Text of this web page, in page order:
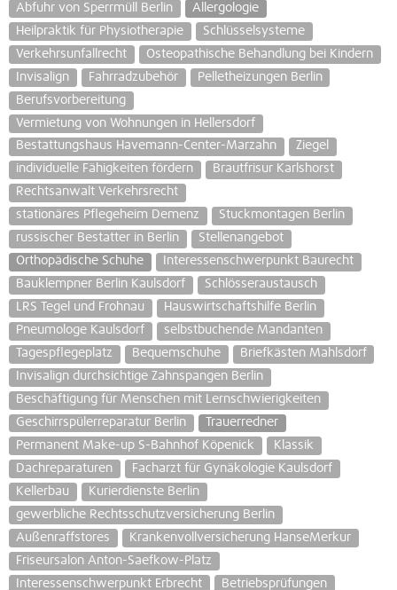
Abfuhr von Sperrmüll Berlin
Allergologie
Heilpraktik für Physiotherapie
Schlüsselsysteme
Verkehrsunfallrecht
Osteopathische Behandlung bei Kindern
Invisalign
Fahrradzubehör
Pelletheizungen Berlin
Berufsvorbereitung
Vermietung von Wohnungen in Hellersdorf
Bestattungshaus Havemann-Center-Marzahn
Ziegel
individuelle Fähigkeiten fördern
Brautfrisur Karlshorst
Rechtsanwalt Verkehrsrecht
stationäres Pflegeheim Demenz
Stuckmontagen Berlin
russischer Bestatter in Berlin
Stellenangebot
Orthopädische Schuhe
Interessenschwerpunkt Baurecht
Bauklempner Berlin Kaulsdorf
Schlösseraustausch
LRS Tegel und Frohnau
Hauswirtschaftshilfe Berlin
Pneumologe Kaulsdorf
selbstbuchende Mandanten
Tagespflegeplatz
Bequemschuhe
Briefkästen Mahlsdorf
Invisalign durchsichtige Zahnspangen Berlin
Beschäftigung für Menschen mit Lernschwierigkeiten
Geschirrspülerreparatur Berlin
Trauerredner
Permanent Make-up S-Bahnhof Köpenick
Klassik
Dachreparaturen
Facharzt für Gynäkologie Kaulsdorf
Kellerbau
Kurierdienste Berlin
gewerbliche Rechtsschutzversicherung Berlin
Außenraffstores
Krankenvollversicherung HanseMerkur
Friseursalon Anton-Saefkow-Platz
Interessenschwerpunkt Erbrecht
Betriebsprüfungen